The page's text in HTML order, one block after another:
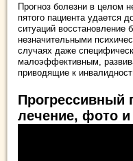
Прогноз болезни в целом
пятого пациента удается
ситуаций восстановление
незначительными
случаях даже
малоэффективным,
приводящие к
Прогрессивный
лечение, фото